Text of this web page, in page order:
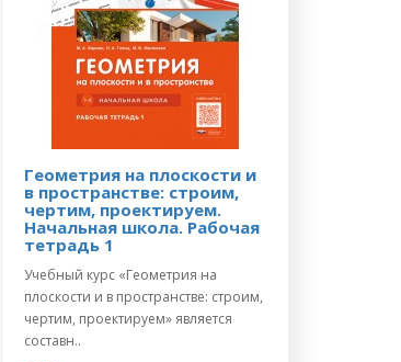
Геометрия на плоскости и
в пространстве: строим,
чертим, проектируем.
Начальная школа. Рабочая
тетрадь 1
Учебный курс «Геометрия на
плоскости и в пространстве: строим,
чертим, проектируем» является
составн..